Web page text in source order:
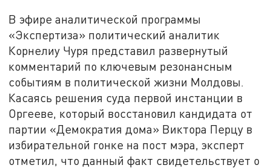
В эфире аналитической программы
«Экспертиза» политический аналитик
Корнелиу Чуря представил развернутый
комментарий по ключевым резонансным
событиям в политической жизни Молдовы.
Касаясь решения суда первой инстанции в
Оргееве, который восстановил кандидата от
партии «Демократия дома» Виктора Перцу в
избирательной гонке на пост мэра, эксперт
отметил, что данный факт свидетельствует о